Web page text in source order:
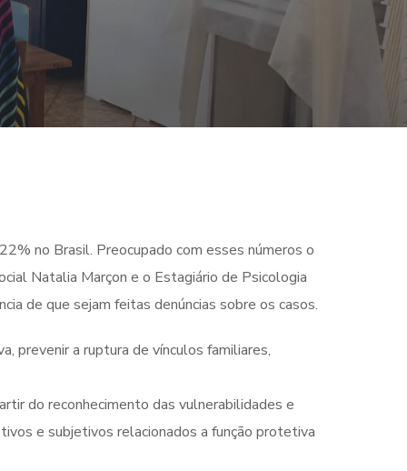
no Brasil. Preocupado com esses números o
Natalia Marçon e o Estagiário de Psicologia
de que sejam feitas denúncias sobre os casos.
prevenir a ruptura de vínculos familiares,
do reconhecimento das vulnerabilidades e
e subjetivos relacionados a função protetiva